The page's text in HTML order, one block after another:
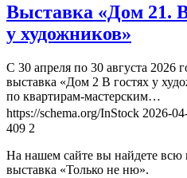
Выставка «Дом 21.
у художников»
С 30 апреля по 30 августа 2026
выставка «Дом 2 В гостях у
по квартирам-мастерским…
https://schema.org/InStock 2026-
409 2
На нашем сайте вы найдете
выставка «Только не ню».